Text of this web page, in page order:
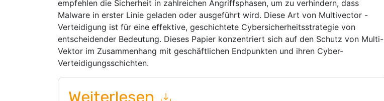
empfehlen die Sicherheit in zahlreichen Angriffsphasen, um zu verhindern, dass
Malware in erster Linie geladen oder ausgeführt wird. Diese Art von Multivector -
Verteidigung ist für eine effektive, geschichtete Cybersicherheitsstrategie von
entscheidender Bedeutung. Dieses Papier konzentriert sich auf den Schutz von Multi-
Vektor im Zusammenhang mit geschäftlichen Endpunkten und ihren Cyber-
Verteidigungsschichten.
Weiterlesen